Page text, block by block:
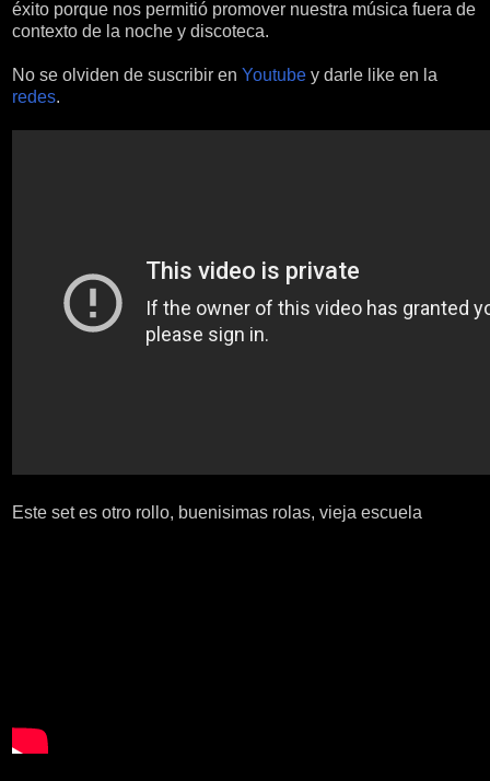
éxito porque nos permitió promover nuestra música fuera de
contexto de la noche y discoteca.
No se olviden de suscribir en Youtube y darle like en la
redes.
Este set es otro rollo, buenisimas rolas, vieja escuela